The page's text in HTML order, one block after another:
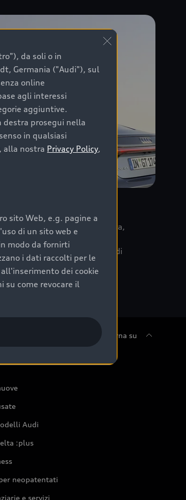
della vettura,
i cinque diversi livelli di
le tabelle manutenzione di
Torna su
Audi
:plus
neopatentati
e servizi
da soli o in
Germania ("Audi"), sul
online
agli interessi
aggiuntive.
prosegui nella
in qualsiasi
alla nostra Privacy Policy,
sito Web, e.g. pagine a
di un sito web e
modo da fornirti
i dati raccolti per le
dei cookie
su come revocare il